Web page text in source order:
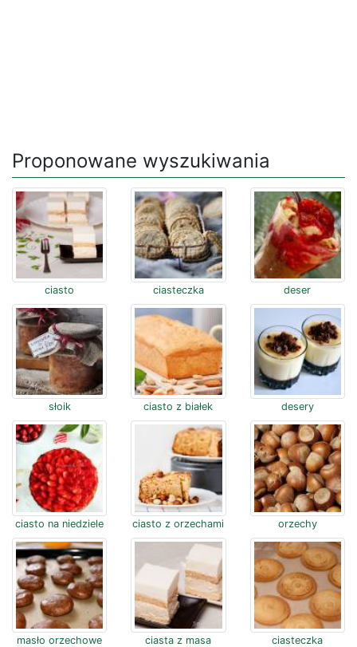
Proponowane wyszukiwania
ciasto ciasteczka deser
słoik ciasto z białek desery
ciasto na niedziele ciasto z orzechami orzechy
masło orzechowe ciasta z masa
ciasteczka